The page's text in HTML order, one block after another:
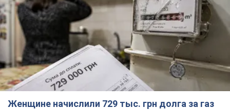
Женщине начислили 729 тыс. грн долга за газ